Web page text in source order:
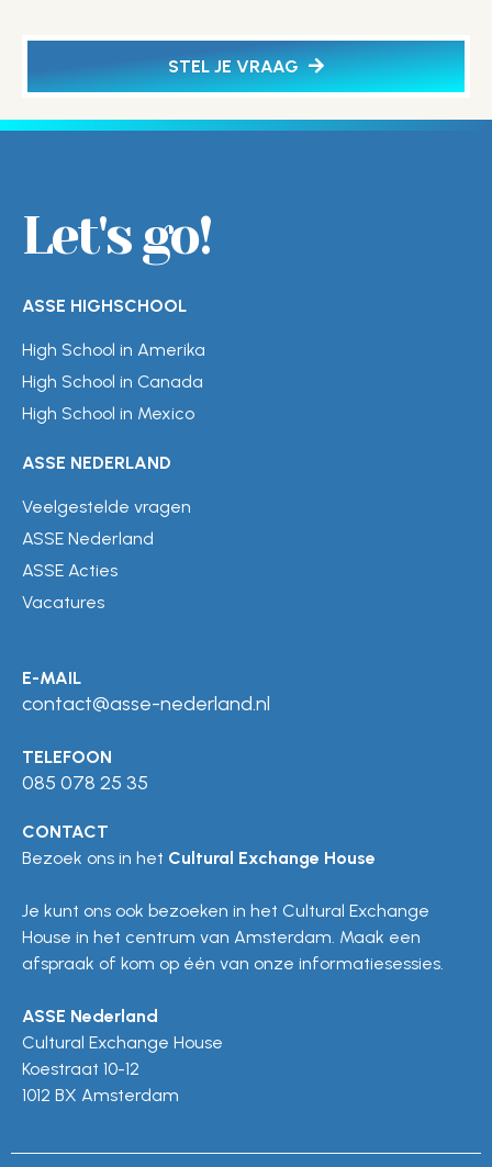
STEL JE VRAAG
Let's go!
ASSE HIGHSCHOOL
High School in Amerika
High School in Canada
High School in Mexico
ASSE NEDERLAND
Veelgestelde vragen
ASSE Nederland
ASSE Acties
Vacatures
E-MAIL
contact@asse-nederland.nl
TELEFOON
085 078 25 35
CONTACT
Bezoek ons in het Cultural Exchange House
Je kunt ons ook bezoeken in het Cultural Exchange
House in het centrum van Amsterdam. Maak een
afspraak of kom op één van onze informatiesessies.
ASSE Nederland
Cultural Exchange House
Koestraat 10-12
1012 BX Amsterdam